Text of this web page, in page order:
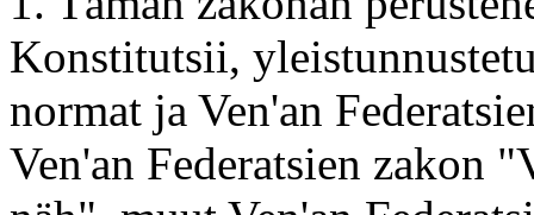
Konstitutsii,
normat ja Ven'an
Ven'an Federatsien zakon